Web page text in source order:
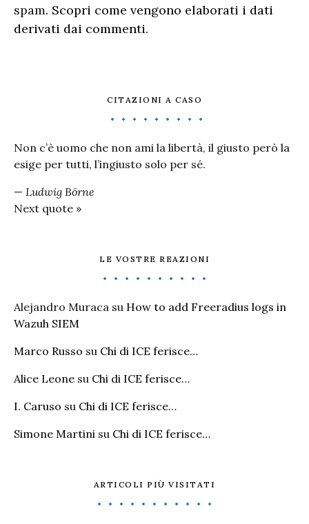
spam. Scopri come vengono elaborati i dati
derivati dai commenti.
CITAZIONI A CASO
Non c’è uomo che non ami la libertà, il giusto però la
esige per tutti, l’ingiusto solo per sé.
— Ludwig Börne
Next quote »
LE VOSTRE REAZIONI
Alejandro Muraca su How to add Freeradius logs in
Wazuh SIEM
Marco Russo su Chi di ICE ferisce…
Alice Leone su Chi di ICE ferisce…
I. Caruso su Chi di ICE ferisce…
Simone Martini su Chi di ICE ferisce…
ARTICOLI PIÙ VISITATI